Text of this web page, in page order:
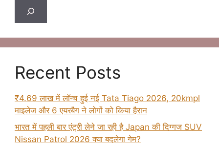
Search
Recent Posts
₹4.69 लाख में लॉन्च हुई नई Tata Tiago 2026, 20kmpl
माइलेज और 6 एयरबैग ने लोगों को किया हैरान
भारत में पहली बार एंट्री लेने जा रही है Japan की दिग्गज SUV
Nissan Patrol 2026 क्या बदलेगा गेम?